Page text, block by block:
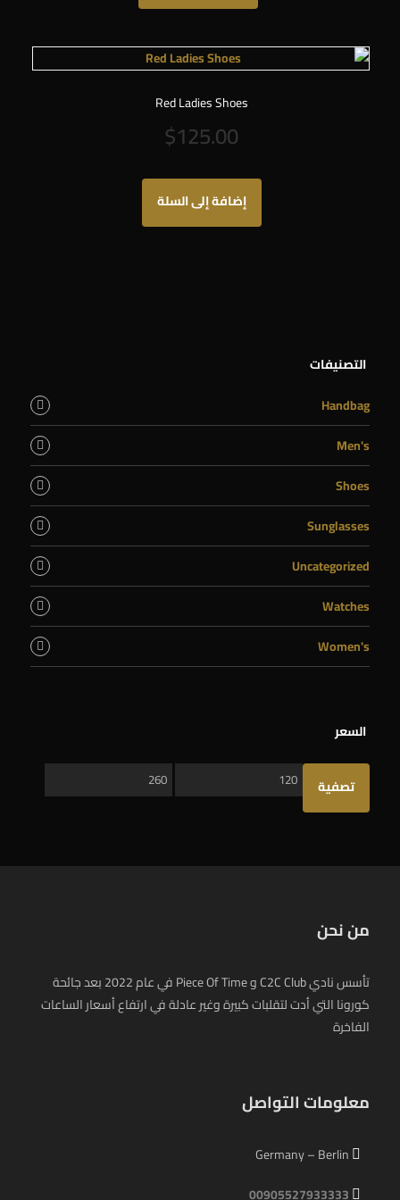
Red Ladies Shoes
$125.00
إضافة إلى السلة
التصنيفات
Handbag
Men's
Shoes
Sunglasses
Uncategorized
Watches
Women's
السعر
أدنى
سعر
أعلى
سعر
تصفية
من نحن
تأسس نادي C2C Club و Piece Of Time في عام 2022 بعد جائحة
كورونا التي أدت لتقلبات كبيرة وغير عادلة في ارتفاع أسعار الساعات
الفاخرة
معلومات التواصل
00905527933333